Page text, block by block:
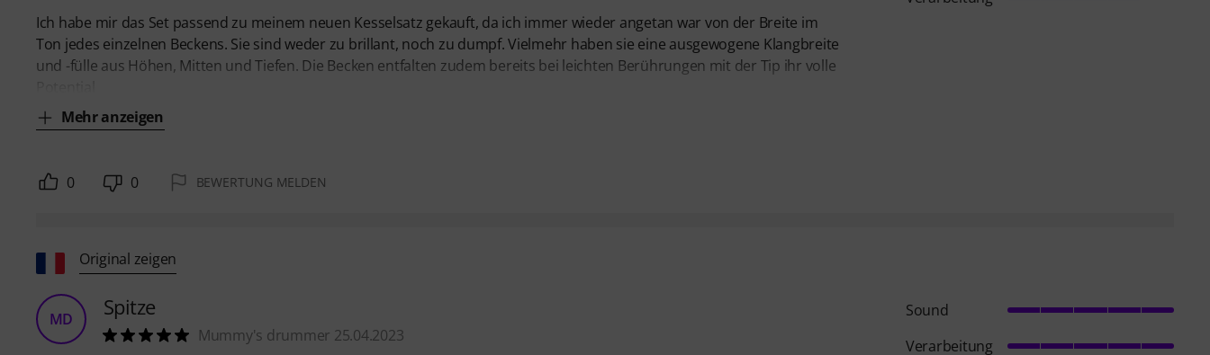
Ich habe mir das Set passend zu meinem neuen Kesselsatz gekauft, da ich immer wieder angetan war von der Breite im
Ton jedes einzelnen Beckens. Sie sind weder zu brillant, noch zu dumpf. Vielmehr haben sie eine ausgewogene Klangbreite
und -fülle aus Höhen, Mitten und Tiefen. Die Becken entfalten zudem bereits bei leichten Berührungen mit der Tip ihr volle
Mehr anzeigen
0 0 BEWERTUNG MELDEN
Original zeigen
MD Spitze
Mummy's drummer 25.04.2023
Sound
Verarbeitung